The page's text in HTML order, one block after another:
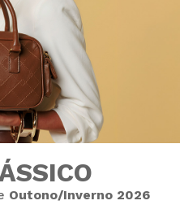
Outono/Inverno 2026